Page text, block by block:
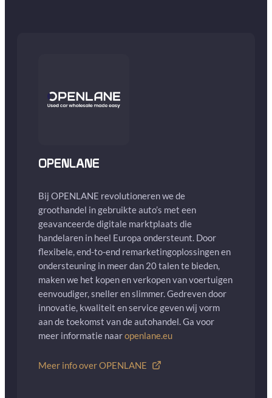
OPENLANE
Bij OPENLANE revolutioneren we de
groothandel in gebruikte auto’s met een
geavanceerde digitale marktplaats die
handelaren in heel Europa ondersteunt. Door
flexibele, end-to-end remarketingoplossingen en
ondersteuning in meer dan 20 talen te bieden,
maken we het kopen en verkopen van voertuigen
eenvoudiger, sneller en slimmer. Gedreven door
innovatie, kwaliteit en service geven wij vorm
aan de toekomst van de autohandel. Ga voor
meer informatie naaropenlane.eu
Meer info over OPENLANE